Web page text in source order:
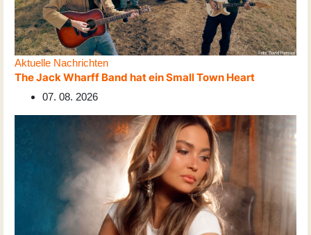
Aktuelle Nachrichten
The Jack Wharff Band hat ein Small Town Heart
07. 08. 2026